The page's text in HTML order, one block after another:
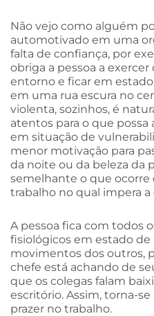
Não vejo como alguém
automotivado em uma
falta de confiança, por
obriga a pessoa a
entorno e ficar em
em uma rua escura no
violenta, sozinhos, é
atentos para o que
em situação de
menor motivação para
da noite ou da beleza da
semelhante o que
trabalho no qual impera a
A pessoa fica com todos
fisiológicos em estado de
movimentos dos outros,
chefe está achando de
que os colegas falam
escritório. Assim, torna-
prazer no trabalho.